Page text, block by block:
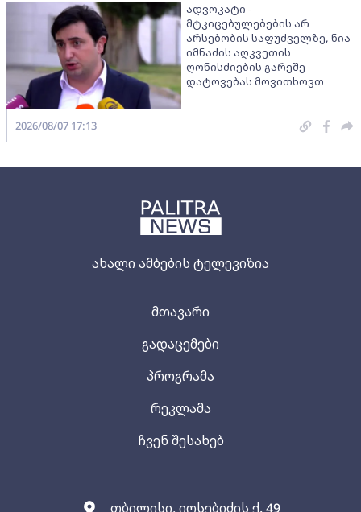
ახალი ამბების ტელევიზია
თბილისი, იოსებიძის ქ. 49
მთავარი
გადაცემები
პროგრამა
რეკლამა
ჩვენ შესახებ
ადვოკატი -
მტკიცებულებების არ
არსებობის საფუძველზე, ნია
იმნაძის აღკვეთის
ღონისძიების გარეშე
დატოვებას მოვითხოვთ
2026/08/07 17:13